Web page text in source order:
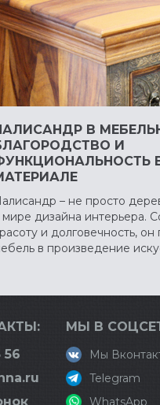
В
И
– не просто
мире дизайна интерьера.
и долговечность,
в произведение
56
МЫ В
Мы
Telegram
WhatsApp